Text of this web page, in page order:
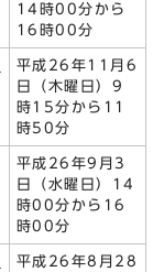
14時00分から
16時00分
平成26年11月6
日（木曜日）9
時15分から11
時50分
平成26年9月3
日（水曜日）14
時00分から16
時00分
平成26年8月28